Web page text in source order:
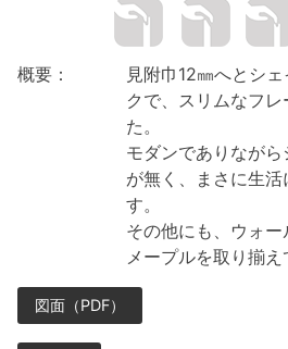
概要：
見附巾12㎜へとシ
クで、スリムなフ
た。
モダンでありなが
が無く、まさに生
す。
その他にも、ウォー
メープルを取り揃え
図面（PDF）